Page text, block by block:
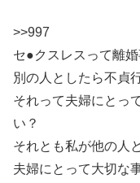
>>997
セ●クスレスって離
別の人としたら不貞
それって夫婦にとっ
い？
それとも私が他の人
夫婦にとって大切な